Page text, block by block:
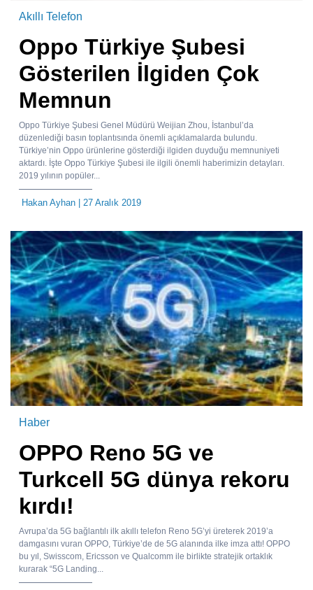
Akıllı Telefon
Oppo Türkiye Şubesi
Gösterilen İlgiden Çok
Memnun
Oppo Türkiye Şubesi Genel Müdürü Weijian Zhou, İstanbul’da
düzenlediği basın toplantısında önemli açıklamalarda bulundu.
Türkiye’nin Oppo ürünlerine gösterdiği ilgiden duyduğu memnuniyeti
aktardı. İşte Oppo Türkiye Şubesi ile ilgili önemli haberimizin detayları.
2019 yılının popüler...
Hakan Ayhan | 27 Aralık 2019
Haber
OPPO Reno 5G ve
Turkcell 5G dünya rekoru
kırdı!
Avrupa’da 5G bağlantılı ilk akıllı telefon Reno 5G’yi üreterek 2019’a
damgasını vuran OPPO, Türkiye’de de 5G alanında ilke imza attı! OPPO
bu yıl, Swisscom, Ericsson ve Qualcomm ile birlikte stratejik ortaklık
kurarak “5G Landing...